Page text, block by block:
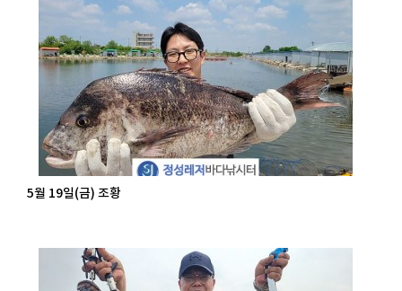
5월 19일(금) 조황